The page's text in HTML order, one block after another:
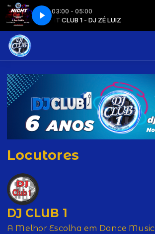
03:00 - 05:00
NIGHT CLUB 1 - DJ ZÉ LUIZ
Locutores
DJ CLUB 1
A Melhor Escolha em Dance Music